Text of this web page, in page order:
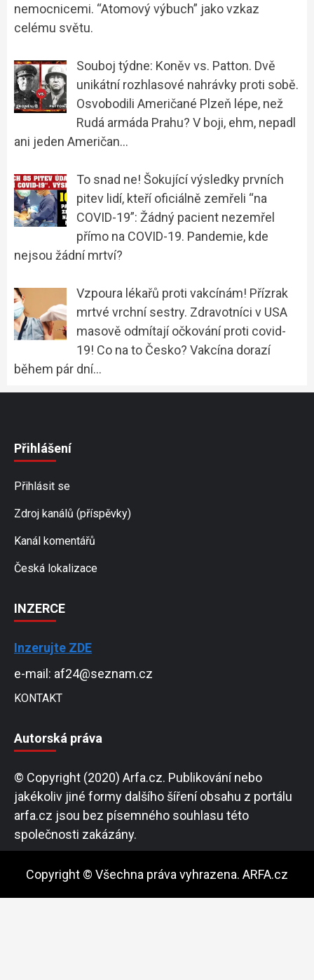
nemocnicemi. “Atomový výbuch” jako vzkaz
celému světu.
Souboj týdne: Koněv vs. Patton. Dvě
unikátní rozhlasové nahrávky proti sobě.
Osvobodili Američané Plzeň lépe, než
Rudá armáda Prahu? V boji, ehm, nepadl
ani jeden Američan…
To snad ne! Šokující výsledky prvních
pitev lidí, kteří oficiálně zemřeli “na
COVID-19”: Žádný pacient nezemřel
přímo na COVID-19. Pandemie, kde
nejsou žádní mrtví?
Vzpoura lékařů proti vakcínám! Přízrak
mrtvé vrchní sestry. Zdravotníci v USA
masově odmítají očkování proti covid-
19! Co na to Česko? Vakcína dorazí
během pár dní…
Přihlášení
Přihlásit se
Zdroj kanálů (příspěvky)
Kanál komentářů
Česká lokalizace
INZERCE
Inzerujte ZDE
e-mail: af24@seznam.cz
KONTAKT
Autorská práva
© Copyright (2020) Arfa.cz. Publikování nebo
jakékoliv jiné formy dalšího šíření obsahu z portálu
arfa.cz jsou bez písemného souhlasu této
společnosti zakázány.
Copyright © Všechna práva vyhrazena. ARFA.cz